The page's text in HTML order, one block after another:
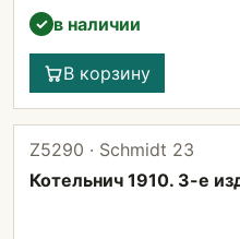
✓ в наличии
В корзину
Z5290 · Schmidt 23
Котельнич 1910. 3-е